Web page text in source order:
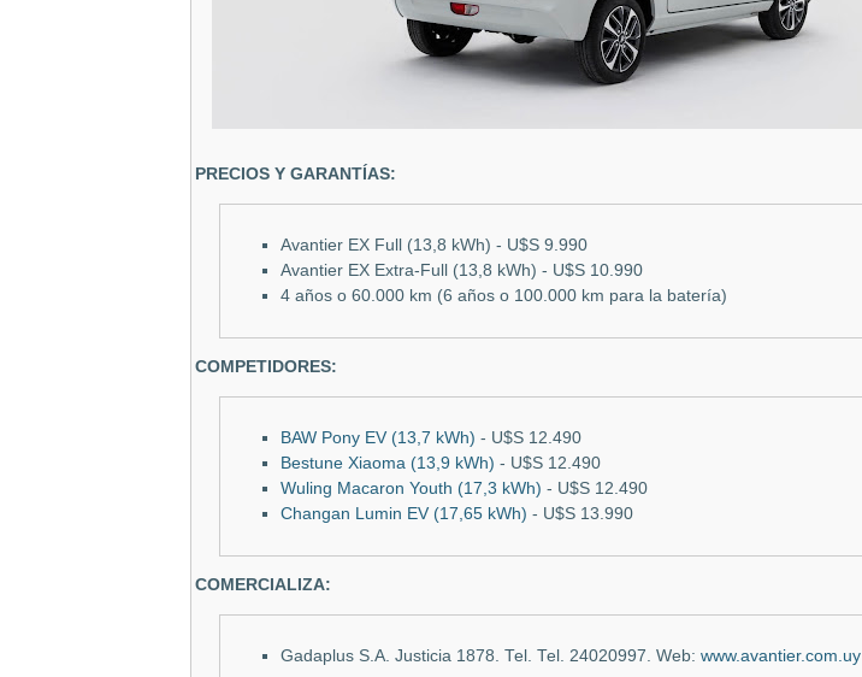
PRECIOS Y GARANTÍAS:
Avantier EX Full (13,8 kWh) - U$S 9.990
Avantier EX Extra-Full (13,8 kWh) - U$S 10.990
4 años o 60.000 km (6 años o 100.000 km para la batería)
COMPETIDORES:
BAW Pony EV (13,7 kWh) - U$S 12.490
Bestune Xiaoma (13,9 kWh) - U$S 12.490
Wuling Macaron Youth (17,3 kWh) - U$S 12.490
Changan Lumin EV (17,65 kWh) - U$S 13.990
COMERCIALIZA:
Gadaplus S.A. Justicia 1878. Tel. Tel. 24020997. Web: www.avantier.com.uy